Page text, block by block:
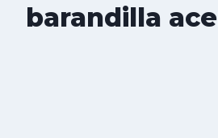
barandilla